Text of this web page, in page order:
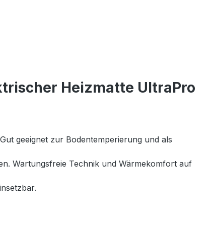
Heizmatte UltraPro
geeignet zur Bodentemperierung und als
Wartungsfreie Technik und Wärmekomfort auf